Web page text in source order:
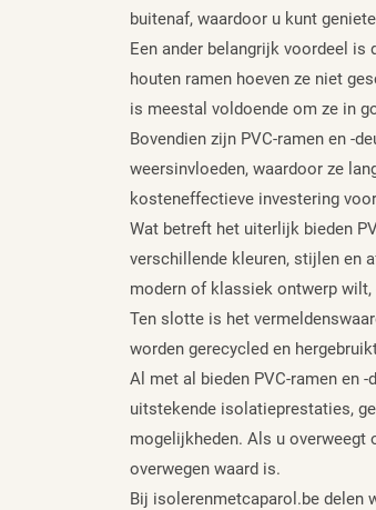
buitenaf, waardoor u kunt
Een ander belangrijk voordeel is
houten ramen hoeven ze niet
is meestal voldoende om ze in
Bovendien zijn PVC-ramen en -
weersinvloeden, waardoor ze
kosteneffectieve investering
Wat betreft het uiterlijk bieden
verschillende kleuren, stijlen en
modern of klassiek ontwerp
Ten slotte is het
worden gerecycled en
Al met al bieden PVC-ramen en
uitstekende isolatieprestaties,
mogelijkheden. Als u overweegt
overwegen waard is.
Bij isolerenmetcaparol.be delen